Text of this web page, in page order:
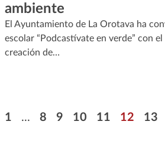
ambiente
El Ayuntamiento de La Orotava ha
escolar “Podcastívate en verde” con
creación de…
Paginación
Primera página
1 ... Página
8 Página
9 Página
10 Página
11 Página
12 13